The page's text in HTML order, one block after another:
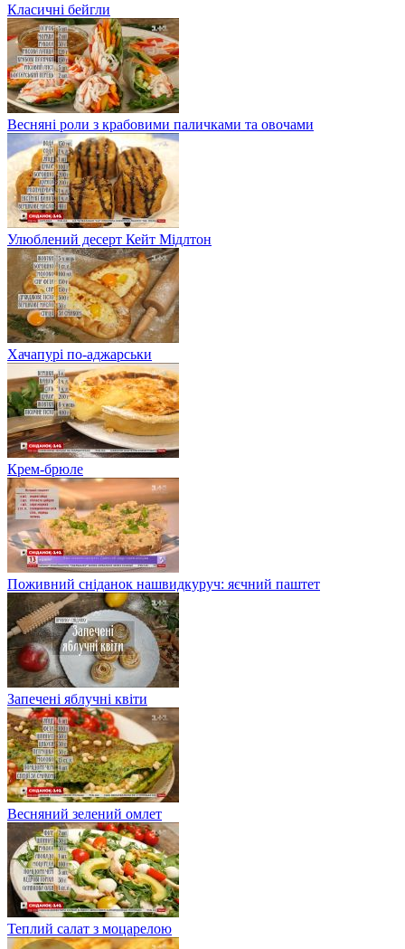
Класичні бейгли
Весняні роли з крабовими паличками та овочами
Улюблений десерт Кейт Мідлтон
Хачапурі по-аджарськи
Крем-брюле
Поживний сніданок нашвидкуруч: яєчний паштет
Запечені яблучні квіти
Весняний зелений омлет
Теплий салат з моцарелою